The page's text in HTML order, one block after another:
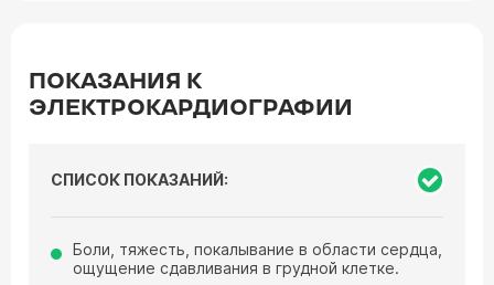
ПОКАЗАНИЯ К
ЭЛЕКТРОКАРДИОГРАФИИ
СПИСОК ПОКАЗАНИЙ:
Боли, тяжесть, покалывание в области сердца,
ощущение сдавливания в грудной клетке.